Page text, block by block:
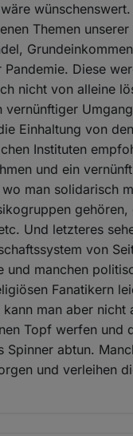
wünschenswert.
Themen
Diese
nicht von alleine
vernünftiger
Einhaltung von den
Instituten
und ein
man solidarisch
gehören,
Und letzteres
von
und manchen
Fanatikern
man aber nicht
Topf werfen und
Spinner abtun.
und verleihen